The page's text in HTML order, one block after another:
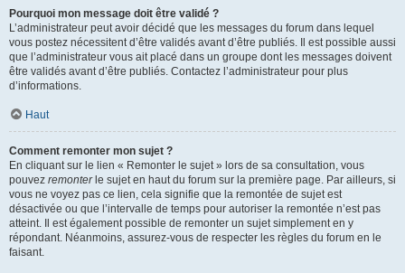
Pourquoi mon message doit être validé ?
L’administrateur peut avoir décidé que les messages du forum dans lequel
vous postez nécessitent d’être validés avant d’être publiés. Il est possible aussi
que l’administrateur vous ait placé dans un groupe dont les messages doivent
être validés avant d’être publiés. Contactez l’administrateur pour plus
d’informations.
Haut
Comment remonter mon sujet ?
En cliquant sur le lien « Remonter le sujet » lors de sa consultation, vous
pouvez remonterle sujet en haut du forum sur la première page. Par ailleurs, si
vous ne voyez pas ce lien, cela signifie que la remontée de sujet est
désactivée ou que l’intervalle de temps pour autoriser la remontée n’est pas
atteint. Il est également possible de remonter un sujet simplement en y
répondant. Néanmoins, assurez-vous de respecter les règles du forum en le
faisant.